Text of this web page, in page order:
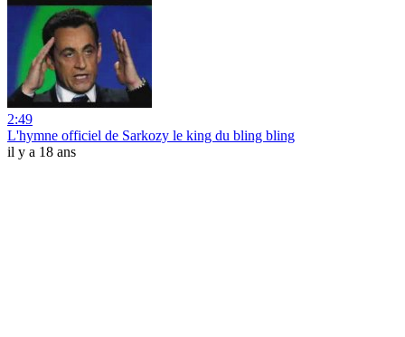
2:49
L'hymne officiel de Sarkozy le king du bling bling
il y a 18 ans